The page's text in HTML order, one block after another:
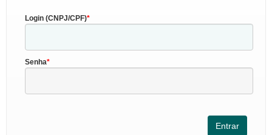
Login (CNPJ/CPF)
Senha